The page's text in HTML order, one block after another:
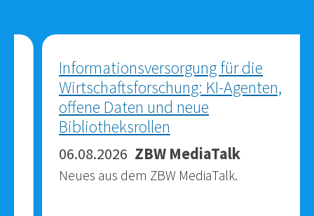
Informationsversorgung für die
Wirtschaftsforschung: KI-Agenten,
offene Daten und neue
Bibliotheksrollen
06.08.2026 ZBW MediaTalk
Neues aus dem ZBW MediaTalk.